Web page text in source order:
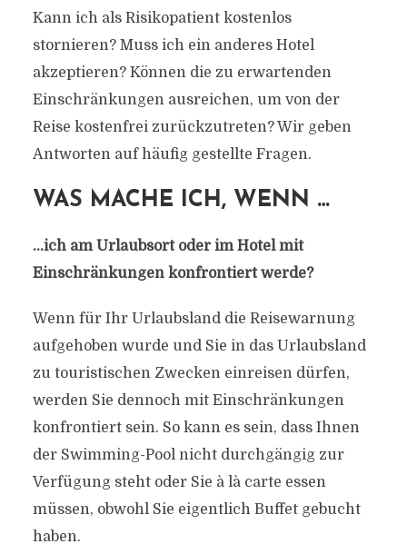
Kann ich als Risikopatient kostenlos
stornieren? Muss ich ein anderes Hotel
akzeptieren? Können die zu erwartenden
Einschränkungen ausreichen, um von der
Reise kostenfrei zurückzutreten? Wir geben
Antworten auf häufig gestellte Fragen.
WAS MACHE ICH, WENN …
…ich am Urlaubsort oder im Hotel mit
Einschränkungen konfrontiert werde?
Wenn für Ihr Urlaubsland die Reisewarnung
aufgehoben wurde und Sie in das Urlaubsland
zu touristischen Zwecken einreisen dürfen,
werden Sie dennoch mit Einschränkungen
konfrontiert sein. So kann es sein, dass Ihnen
der Swimming-Pool nicht durchgängig zur
Verfügung steht oder Sie à là carte essen
müssen, obwohl Sie eigentlich Buffet gebucht
haben.